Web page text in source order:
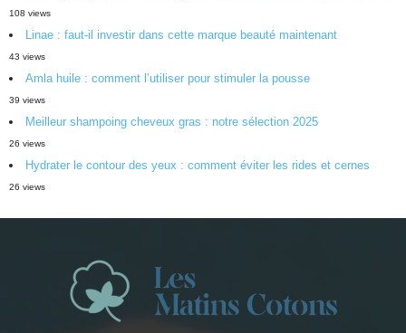
108 views
Linae : faut-il investir dans cette marque beauté maintenant
43 views
Amla huile : comment l’utiliser pour stimuler la pousse
39 views
Meilleur shampoing cheveux gras : notre sélection 2025
26 views
Hydrater le contour des yeux : comment éviter les rides et cernes
26 views